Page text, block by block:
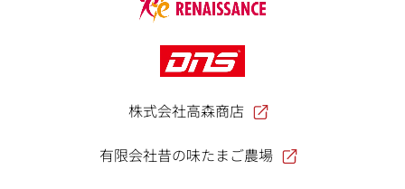
株式会社高森商店
有限会社昔の味たまご農場